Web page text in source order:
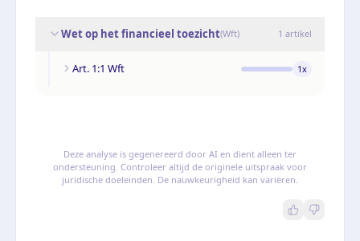
Wet op het financieel toezicht(Wft) 1 artikel
Art. 1:1 Wft 1x
Deze analyse is gegenereerd door AI en dient alleen ter
ondersteuning. Controleer altijd de originele uitspraak voor
juridische doeleinden. De nauwkeurigheid kan variëren.